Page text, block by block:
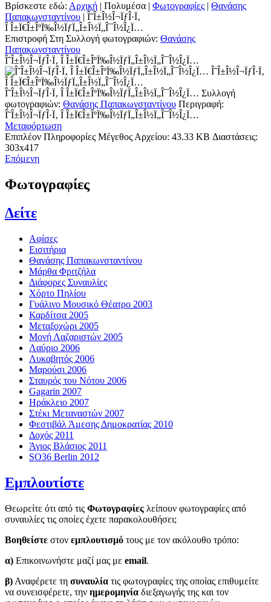
Βρίσκεστε εδώ: Αρχική | Πολυμέσα | Φωτογραφίες | Θανάσης
Παπακωνσταντίνου | Î˜Î±Î½Î¬ÏƒÎ·Ï‚
Î Î±Ï€Î±ÎºÏ‰Î½ÏƒÏ„Î±Î½Ï„Î¯Î½Î¿Ï…
Επιστροφή Στη Συλλογή φωτογραφιών: Θανάσης
Παπακωνσταντίνου
Î˜Î±Î½Î¬ÏƒÎ·Ï‚ Î Î±Ï€Î±ÎºÏ‰Î½ÏƒÏ„Î±Î½Ï„Î¯Î½Î¿Ï…
Î˜Î±Î½Î¬ÏƒÎ·Ï‚
Î Î±Ï€Î±ÎºÏ‰Î½ÏƒÏ„Î±Î½Ï„Î¯Î½Î¿Ï…
Î˜Î±Î½Î¬ÏƒÎ·Ï‚ Î Î±Ï€Î±ÎºÏ‰Î½ÏƒÏ„Î±Î½Ï„Î¯Î½Î¿Ï… Συλλογή
φωτογραφιών: Θανάσης Παπακωνσταντίνου Περιγραφή:
Î˜Î±Î½Î¬ÏƒÎ·Ï‚ Î Î±Ï€Î±ÎºÏ‰Î½ÏƒÏ„Î±Î½Ï„Î¯Î½Î¿Ï…
Μεταφόρτωση
Επιπλέον Πληροφορίες Μέγεθος Αρχείου: 43.33 KB Διαστάσεις:
303x417
Επόμενη
Φωτογραφίες
Δείτε
Αφίσες
Εισιτήρια
Θανάσης Παπακωνσταντίνου
Μάρθα Φριτζήλα
Διάφορες Συναυλίες
Χόρτο Πηλίου
Γυάλινο Μουσικό Θέατρο 2003
Καρδίτσα 2005
Μεταξοχώρι 2005
Μονή Λαζαριστών 2005
Λαύριο 2006
Λυκαβητός 2006
Μαρούσι 2006
Σταυρός του Νότου 2006
Gagarin 2007
Ηράκλειο 2007
Στέκι Μεταναστών 2007
Φεστιβάλ Άμεσης Δημοκρατίας 2010
Δοχός 2011
Άγιος Βλάσιος 2011
SO36 Berlin 2012
Εμπλουτίστε
Θεωρείτε ότι από τις Φωτογραφίες λείπουν φωτογραφίες από
συναυλίες τις οποίες έχετε παρακολουθήσει;
Βοηθείστε στον εμπλουτισμό τους με τον ακόλουθο τρόπο:
α) Επικοινωνήστε μαζί μας με email.
β) Αναφέρετε τη συναυλία τις φωτογραφίες της οποίας επιθυμείτε
να συνεισφέρετε, την ημερομηνία διεξαγωγής της και τον